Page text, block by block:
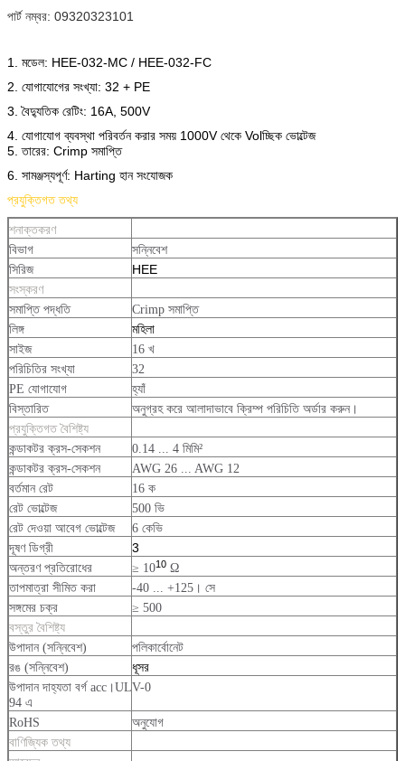
পার্ট নম্বর: 09320323101
1. মডেল: HEE-032-MC / HEE-032-FC
2. যোগাযোগের সংখ্যা: 32 + PE
3. বৈদ্যুতিক রেটিং: 16A, 500V
4. যোগাযোগ ব্যবস্থা পরিবর্তন করার সময় 1000V থেকে Volচ্ছিক ভোল্টেজ
5. তারের: Crimp সমাপ্তি
6. সামঞ্জস্যপূর্ণ: Harting হান সংযোজক
প্রযুক্তিগত তথ্য
শনাক্তকরণ
বিভাগ
সন্নিবেশ
সিরিজ
HEE
সংস্করণ
সমাপ্তি পদ্ধতি
Crimp সমাপ্তি
লিঙ্গ
মহিলা
সাইজ
16 খ
পরিচিতির সংখ্যা
32
PE যোগাযোগ
হ্যাঁ
বিস্তারিত
অনুগ্রহ করে আলাদাভাবে ক্রিম্প পরিচিতি অর্ডার করুন।
প্রযুক্তিগত বৈশিষ্ট্য
কন্ডাকটর ক্রস-সেকশন
0.14 ... 4 মিমি²
কন্ডাকটর ক্রস-সেকশন
AWG 26 ... AWG 12
বর্তমান রেট
16 ক
রেট ভোল্টেজ
500 ভি
রেট দেওয়া আবেগ ভোল্টেজ
6 কেভি
দূষণ ডিগ্রী
3
অন্তরণ প্রতিরোধের ≥ 1010 Ω
তাপমাত্রা সীমিত করা
-40 ... +125। সে
সঙ্গমের চক্র
≥ 500
বস্তুর বৈশিষ্ট্য
উপাদান (সন্নিবেশ)
পলিকার্বোনেট
রঙ (সন্নিবেশ)
ধূসর
উপাদান দাহ্যতা বর্গ acc।UL
94 এ
V-0
RoHS
অনুযোগ
বাণিজ্যিক তথ্য